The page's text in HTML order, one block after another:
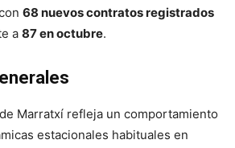
68 nuevos contratos registrados
a 87 en octubre.
Marratxí refleja un comportamiento
estacionales habituales en